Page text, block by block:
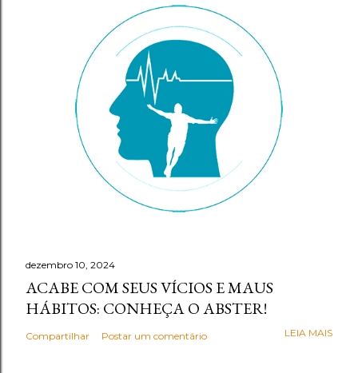
dezembro 10, 2024
ACABE COM SEUS VÍCIOS E MAUS
HÁBITOS: CONHEÇA O ABSTER!
Compartilhar Postar um comentário LEIA MAIS